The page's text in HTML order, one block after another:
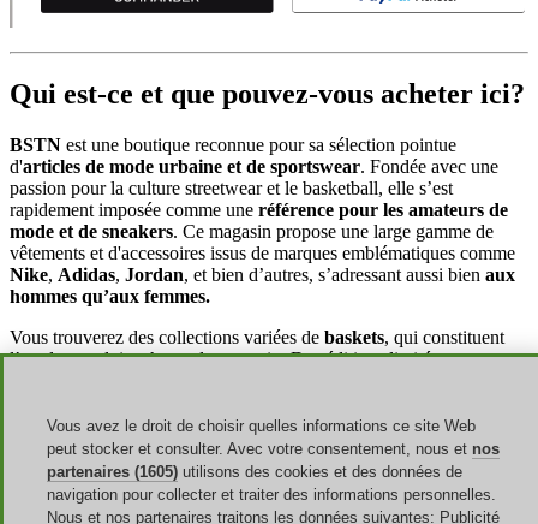
Qui est-ce et que pouvez-vous acheter ici?
BSTN est une boutique reconnue pour sa sélection pointue
d'articles de mode urbaine et de sportswear. Fondée avec une
passion pour la culture streetwear et le basketball, elle s’est
rapidement imposée comme une référence pour les amateurs de
mode et de sneakers. Ce magasin propose une large gamme de
vêtements et d'accessoires issus de marques emblématiques comme
Nike, Adidas, Jordan, et bien d’autres, s’adressant aussi bien aux
hommes qu’aux femmes.
Vous trouverez des collections variées de baskets, qui constituent
l’un des produits phares du magasin. Des éditions limitées aux
propose également desvêtements casual et sportswear, allant des
t-shirts, sweats, et hoodiesauxpantalons de jogging et vestes,
adaptés à un style de vie actif ou décontracté.
La marque dispose aussi d'une sélection d'
accessoires
, notamment
Vous avez le droit de choisir quelles informations ce site Web
peut stocker et consulter. Avec votre consentement, nous et nos
partenaires (1605) utilisons des cookies et des données de
navigation pour collecter et traiter des informations personnelles.
Nous et nos partenaires traitons les données suivantes: Publicité